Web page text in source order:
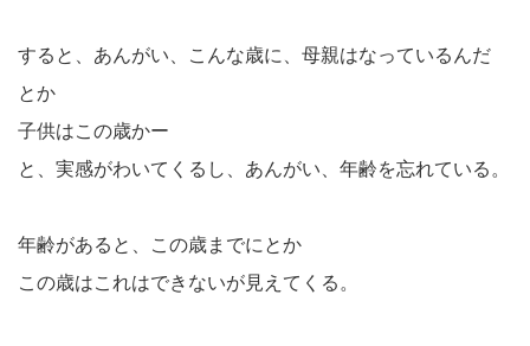
すると、あんがい、こんな歳に、母親はなっているんだ
とか
子供はこの歳かー
と、実感がわいてくるし、あんがい、年齢を忘れている。
年齢があると、この歳までにとか
この歳はこれはできないが見えてくる。